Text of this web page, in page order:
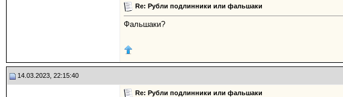
Re: Рубли подлинники или фальшаки
Фальшаки?
14.03.2023, 22:15:40
Re: Рубли подлинники или фальшаки